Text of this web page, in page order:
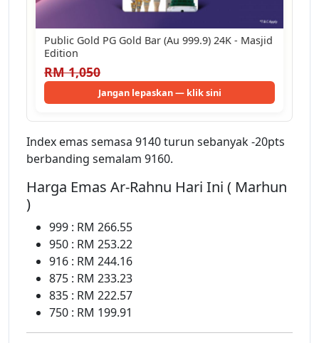
Public Gold PG Gold Bar (Au 999.9) 24K - Masjid
Edition
RM 1,050
Jangan lepaskan — klik sini
Index emas semasa 9140 turun sebanyak -20pts
berbanding semalam 9160.
Harga Emas Ar-Rahnu Hari Ini ( Marhun
)
999 : RM 266.55
950 : RM 253.22
916 : RM 244.16
875 : RM 233.23
835 : RM 222.57
750 : RM 199.91